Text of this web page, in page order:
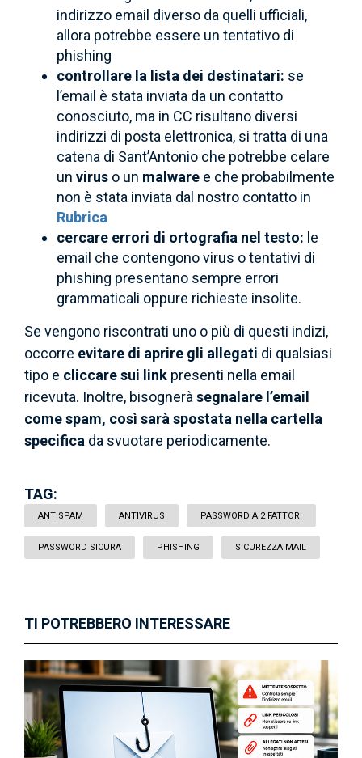
indirizzo email diverso da quelli ufficiali,
allora potrebbe essere un tentativo di
phishing
controllare la lista dei destinatari: se
l’email è stata inviata da un contatto
conosciuto, ma in CC risultano diversi
indirizzi di posta elettronica, si tratta di una
catena di Sant’Antonio che potrebbe celare
un virus o un malware e che probabilmente
non è stata inviata dal nostro contatto in
Rubrica
cercare errori di ortografia nel testo: le
email che contengono virus o tentativi di
phishing presentano sempre errori
grammaticali oppure richieste insolite.
Se vengono riscontrati uno o più di questi indizi,
occorre evitare di aprire gli allegati di qualsiasi
tipo e cliccare sui link presenti nella email
ricevuta. Inoltre, bisognerà segnalare l’email
come spam, così sarà spostata nella cartella
specifica da svuotare periodicamente.
TAG:
ANTISPAM ANTIVIRUS PASSWORD A 2 FATTORI
PASSWORD SICURA PHISHING SICUREZZA MAIL
TI POTREBBERO INTERESSARE